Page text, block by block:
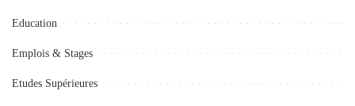
Education
Emplois & Stages
Etudes Supérieures